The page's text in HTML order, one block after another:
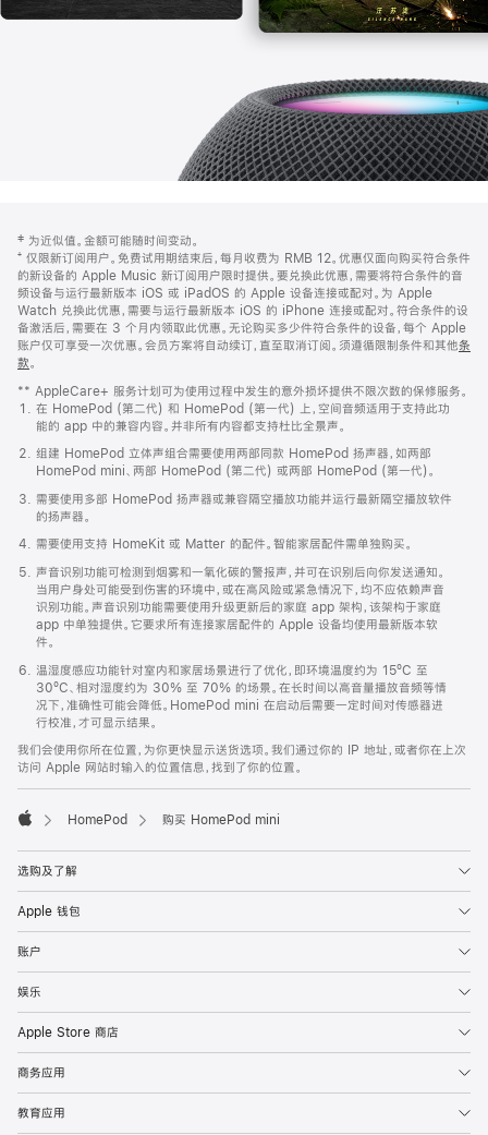
页
页
脚
注
‡ 为近似值。金额可能随时间变动。
⁺ 仅限新订阅用户。免费试用期结束后，每月收费为 RMB 12。优惠仅面向购买符合条件
的新设备的 Apple Music 新订阅用户限时提供。要兑换此优惠，需要将符合条件的音
频设备与运行最新版本 iOS 或 iPadOS 的 Apple 设备连接或配对。为 Apple
Watch 兑换此优惠，需要与运行最新版本 iOS 的 iPhone 连接或配对。符合条件的设
备激活后，需要在 3 个月内领取此优惠。无论购买多少件符合条件的设备，每个 Apple
账户仅可享受一次优惠。会员方案将自动续订，直至取消订阅。须遵循限制条件和其他条
款。
窗
口
中
打
开)
** AppleCare+ 服务计划可为使用过程中发生的意外损坏提供不限次数的保修服务。
在 HomePod (第二代) 和 HomePod (第一代) 上，空间音频适用于支持此功
能的 app 中的兼容内容。并非所有内容都支持杜比全景声。
组建 HomePod 立体声组合需要使用两部同款 HomePod 扬声器，如两部
HomePod mini、两部 HomePod (第二代) 或两部 HomePod (第一代)。
需要使用多部 HomePod 扬声器或兼容隔空播放功能并运行最新隔空播放软件
的扬声器。
需要使用支持 HomeKit 或 Matter 的配件。智能家居配件需单独购买。
声音识别功能可检测到烟雾和一氧化碳的警报声，并可在识别后向你发送通知。
当用户身处可能受到伤害的环境中，或在高风险或紧急情况下，均不应依赖声音
识别功能。声音识别功能需要使用升级更新后的家庭 app 架构，该架构于家庭
app 中单独提供。它要求所有连接家居配件的 Apple 设备均使用最新版本软
件。
温湿度感应功能针对室内和家居场景进行了优化，即环境温度约为 15ºC 至
30ºC、相对湿度约为 30% 至 70% 的场景。在长时间以高音量播放音频等情
况下，准确性可能会降低。HomePod mini 在启动后需要一定时间对传感器进
行校准，才可显示结果。
我们会使用你所在位置，为你更快显示送货选项。我们通过你的 IP 地址，或者你在上次
访问 Apple 网站时输入的位置信息，找到了你的位置。
HomePod 购买 HomePod mini
选购及了解
Apple 钱包
账户
娱乐
Apple Store 商店
商务应用
教育应用